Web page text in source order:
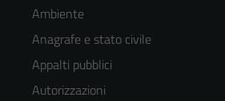
Ambiente
Anagrafe e stato civile
Appalti pubblici
Autorizzazioni